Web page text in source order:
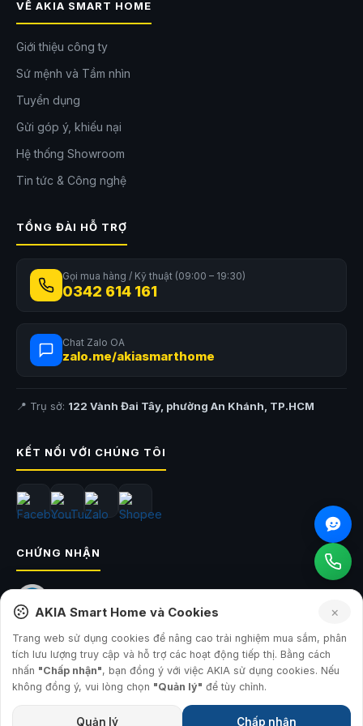
VỀ AKIA SMART HOME
Giới thiệu công ty
Sứ mệnh và Tầm nhìn
Tuyển dụng
Gửi góp ý, khiếu nại
Hệ thống Showroom
Tin tức & Công nghệ
TỔNG ĐÀI HỖ TRỢ
Gọi mua hàng / Kỹ thuật (09:00 – 19:30)
0342 614 161
Chat Zalo OA
zalo.me/akiasmarthome
📍 Trụ sở: 122 Vành Đai Tây, phường An Khánh, TP.HCM
KẾT NỐI VỚI CHÚNG TÔI
CHỨNG NHẬN
© 2026AKIA Smart Home— Công ty TNHH Sản Xuất và Đầu Tư AKIA
GPKD: 0315793560 · Sở KH&ĐT TP.HCM · 17.07.2019
AKIA Smart Home và Cookies ×
Trang web sử dụng cookies để nâng cao trải nghiệm mua sắm, phân
tích lưu lượng truy cập và hỗ trợ các hoạt động tiếp thị. Bằng cách
nhấn "Chấp nhận", bạn đồng ý với việc AKIA sử dụng cookies. Nếu
không đồng ý, vui lòng chọn "Quản lý" để tùy chỉnh.
Quản lý Chấp nhận